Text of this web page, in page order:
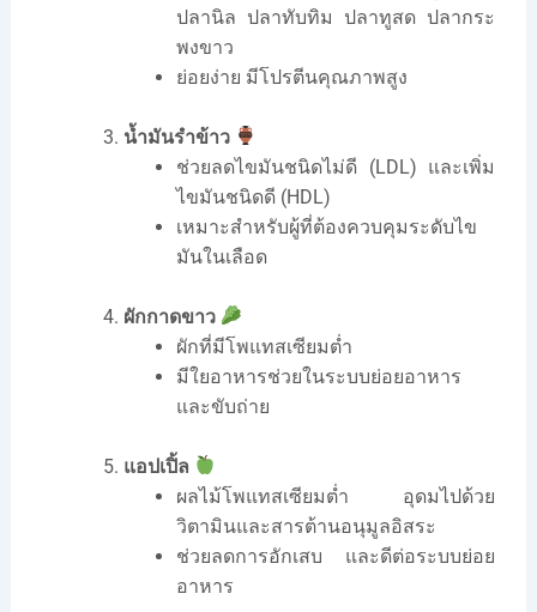
ปลานิล ปลาทับทิม ปลาทูสด ปลากระ
พงขาว
ย่อยง่าย มีโปรตีนคุณภาพสูง
น้ำมันรำข้าว
ช่วยลดไขมันชนิดไม่ดี (LDL) และเพิ่ม
ไขมันชนิดดี (HDL)
เหมาะสำหรับผู้ที่ต้องควบคุมระดับไข
มันในเลือด
ผักกาดขาว
ผักที่มีโพแทสเซียมต่ำ
มีใยอาหารช่วยในระบบย่อยอาหาร
และขับถ่าย
แอปเปิ้ล
ผลไม้โพแทสเซียมต่ำ อุดมไปด้วย
วิตามินและสารต้านอนุมูลอิสระ
ช่วยลดการอักเสบ และดีต่อระบบย่อย
อาหาร